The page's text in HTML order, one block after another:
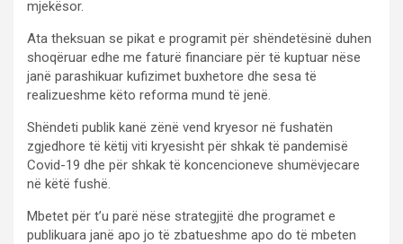
mjekësor.
Ata theksuan se pikat e programit për shëndetësinë duhen
shoqëruar edhe me faturë financiare për të kuptuar nëse
janë parashikuar kufizimet buxhetore dhe sesa të
realizueshme këto reforma mund të jenë.
Shëndeti publik kanë zënë vend kryesor në fushatën
zgjedhore të këtij viti kryesisht për shkak të pandemisë
Covid-19 dhe për shkak të koncencioneve shumëvjecare
në këtë fushë.
Mbetet për t’u parë nëse strategjitë dhe programet e
publikuara janë apo jo të zbatueshme apo do të mbeten